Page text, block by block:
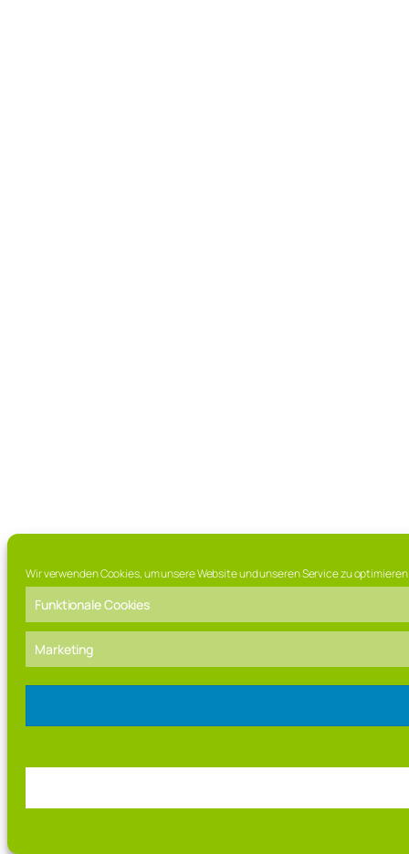
Wir verwenden Cookies, um unsere Website und unseren Service zu
Funktionale Cookies
Marketing